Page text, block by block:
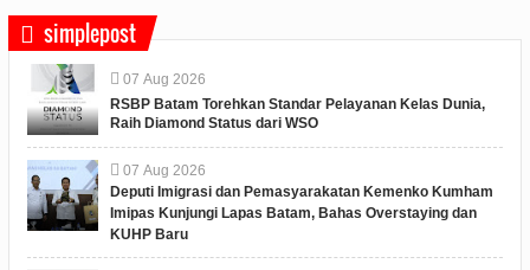
simplepost
07 Aug 2026
RSBP Batam Torehkan Standar Pelayanan Kelas Dunia,
Raih Diamond Status dari WSO
07 Aug 2026
Deputi Imigrasi dan Pemasyarakatan Kemenko Kumham
Imipas Kunjungi Lapas Batam, Bahas Overstaying dan
KUHP Baru